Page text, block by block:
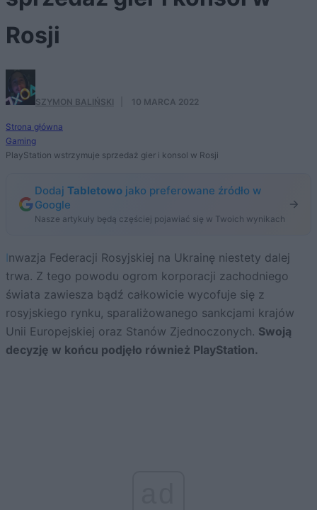
Rosji
SZYMON BALIŃSKI 10 MARCA 2022
Strona główna
Gaming
PlayStation wstrzymuje sprzedaż gier i konsol w Rosji
Dodaj Tabletowo jako preferowane źródło w
Google
Nasze artykuły będą częściej pojawiać się w Twoich wynikach
Inwazja Federacji Rosyjskiej na Ukrainę niestety dalej
trwa. Z tego powodu ogrom korporacji zachodniego
świata zawiesza bądź całkowicie wycofuje się z
rosyjskiego rynku, sparaliżowanego sankcjami krajów
Unii Europejskiej oraz Stanów Zjednoczonych. Swoją
decyzję w końcu podjęło również PlayStation.